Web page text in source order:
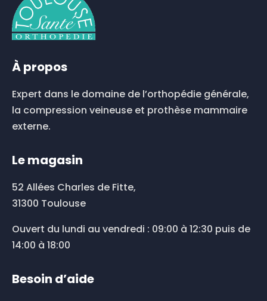
À propos
Expert dans le domaine de l’orthopédie générale,
la compression veineuse et prothèse mammaire
externe.
Le magasin
52 Allées Charles de Fitte,
31300 Toulouse
Ouvert du lundi au vendredi : 09:00 à 12:30 puis de
14:00 à 18:00
Besoin d’aide